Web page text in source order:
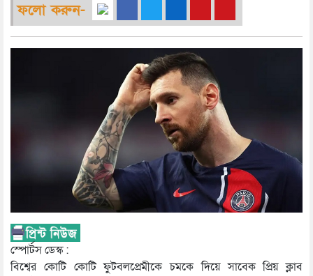
ফলো করুন-
স্পোর্টস ডেস্ক :
বিশ্বের কোটি কোটি ফুটবলপ্রেমীকে চমকে দিয়ে সাবেক প্রিয় ক্লাব